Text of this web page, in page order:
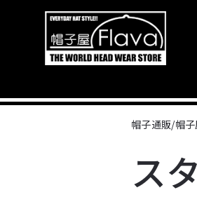
帽子通販/帽
ス